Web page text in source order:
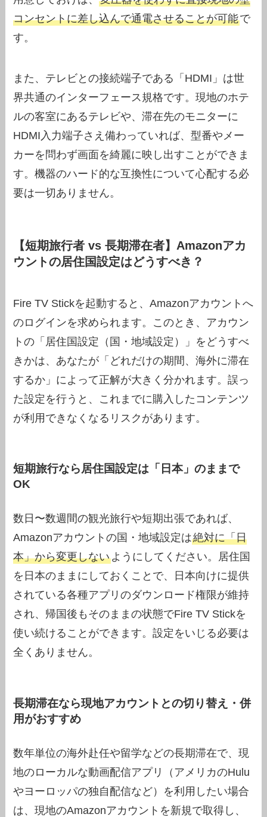
コンセントに差し込んで通電させることが可能で
す。
また、テレビとの接続端子である「HDMI」は世
界共通のインターフェース規格です。現地のホテ
ルの客室にあるテレビや、滞在先のモニターに
HDMI入力端子さえ備わっていれば、型番やメー
カーを問わず画面を綺麗に映し出すことができま
す。機器のハード的な互換性について心配する必
要は一切ありません。
【短期旅行者 vs 長期滞在者】Amazonアカ
ウントの居住国設定はどうすべき？
Fire TV Stickを起動すると、Amazonアカウントへ
のログインを求められます。このとき、アカウン
トの「居住国設定（国・地域設定）」をどうすべ
きかは、あなたが「どれだけの期間、海外に滞在
するか」によって正解が大きく分かれます。誤っ
た設定を行うと、これまでに購入したコンテンツ
が利用できなくなるリスクがあります。
短期旅行なら居住国設定は「日本」のままで
OK
数日〜数週間の観光旅行や短期出張であれば、
Amazonアカウントの国・地域設定は絶対に「日
本」から変更しないようにしてください。居住国
を日本のままにしておくことで、日本向けに提供
されている各種アプリのダウンロード権限が維持
され、帰国後もそのままの状態でFire TV Stickを
使い続けることができます。設定をいじる必要は
全くありません。
長期滞在なら現地アカウントとの切り替え・併
用がおすすめ
数年単位の海外赴任や留学などの長期滞在で、現
地のローカルな動画配信アプリ（アメリカのHulu
やヨーロッパの独自配信など）を利用したい場合
は、現地のAmazonアカウントを新規で取得し、